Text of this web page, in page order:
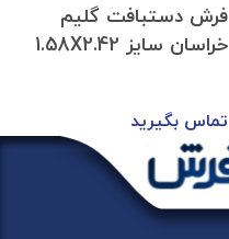
فرش دستبافت گلیم
خراسان سایز 1.58X2.42
تماس بگیرید